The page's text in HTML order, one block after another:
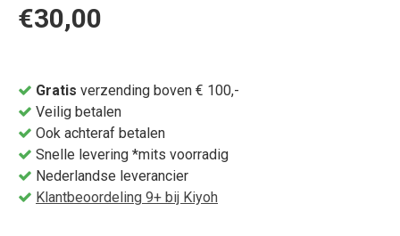
€30,00
Gratis verzending boven € 100,-
Veilig betalen
Ook achteraf betalen
Snelle levering *mits voorradig
Nederlandse leverancier
Klantbeoordeling 9+ bij Kiyoh